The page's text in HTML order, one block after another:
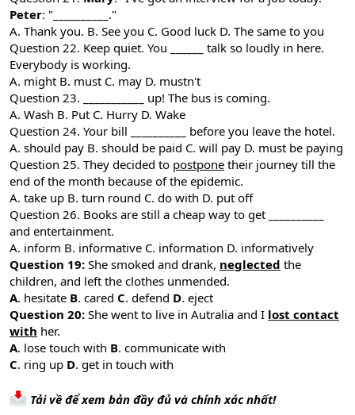
Peter: "__________."
A. Thank you. B. See you C. Good luck D. The same to you
Question 22. Keep quiet. You ______ talk so loudly in here.
Everybody is working.
A. might B. must C. may D. mustn't
Question 23. ___________ up! The bus is coming.
A. Wash B. Put C. Hurry D. Wake
Question 24. Your bill __________ before you leave the hotel.
A. should pay B. should be paid C. will pay D. must be paying
Question 25. They decided to postpone their journey till the
end of the month because of the epidemic.
A. take up B. turn round C. do with D. put off
Question 26. Books are still a cheap way to get __________
and entertainment.
A. inform B. informative C. information D. informatively
Question 19: She smoked and drank, neglected the
children, and left the clothes unmended.
A. hesitate B. cared C. defend D. eject
Question 20: She went to live in Autralia and I lost contact
with her.
A. lose touch with B. communicate with
C. ring up D. get in touch with
Tải về để xem bản đầy đủ và chính xác nhất!